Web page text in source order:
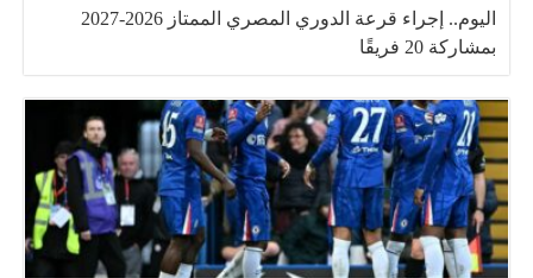
اليوم.. إجراء قرعة الدوري المصري الممتاز 2026-2027
بمشاركة 20 فريقًا